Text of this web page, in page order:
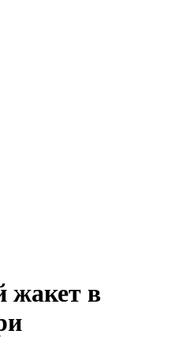
жакет в